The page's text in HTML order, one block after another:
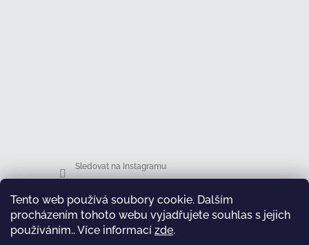
Tento web používá soubory cookie. Dalším
procházením tohoto webu vyjadřujete souhlas s jejich
používáním.. Více informací zde.
Sledovat na Instagramu
Facebook